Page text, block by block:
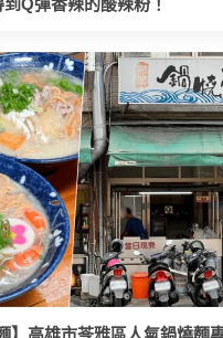
】高雄市苓雅區人氣鍋燒麵